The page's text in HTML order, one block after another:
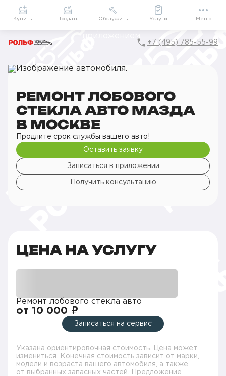
Приложение
Мой РОЛЬФ
Подарки внутри
+7 (495) 785-55-99
Главная
РОЛЬФ Сервис
Сервис Mazda
Кузовной ремонт
Ремонт стекол
Ремонт лобового стекла авто
РЕМОНТ ЛОБОВОГО
СТЕКЛА АВТО МАЗДА
В МОСКВЕ
Продлите срок службы вашего авто!
Оставить заявку
Записаться в приложении
Получить консультацию
ЦЕНА НА УСЛУГУ
Ремонт лобового стекла авто
от 10 000 ₽
Записаться на сервис
Указана ориентировочная стоимость. Цена может
измениться. Конечная стоимость зависит от марки,
модели и возраста вашего автомобиля, а также
от выбранных запасных частей. Предложение
Купить Продать Обслужить Услуги Меню